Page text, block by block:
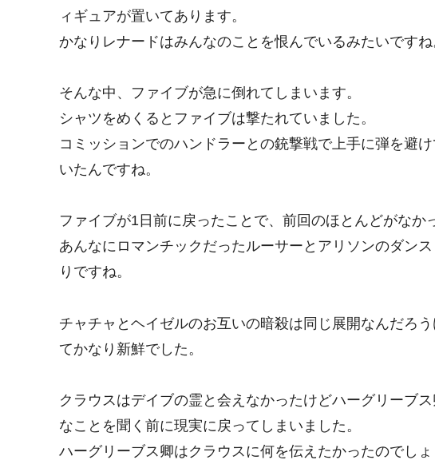
ィギュアが置いてあります。
かなりレナードはみんなのことを恨んでいるみたいですね
そんな中、ファイブが急に倒れてしまいます。
シャツをめくるとファイブは撃たれていました。
コミッションでのハンドラーとの銃撃戦で上手に弾を避
いたんですね。
ファイブが1日前に戻ったことで、前回のほとんどがなか
あんなにロマンチックだったルーサーとアリソンのダン
りですね。
チャチャとヘイゼルのお互いの暗殺は同じ展開なんだろ
てかなり新鮮でした。
クラウスはデイブの霊と会えなかったけどハーグリーブ
なことを聞く前に現実に戻ってしまいました。
ハーグリーブス卿はクラウスに何を伝えたかったのでし